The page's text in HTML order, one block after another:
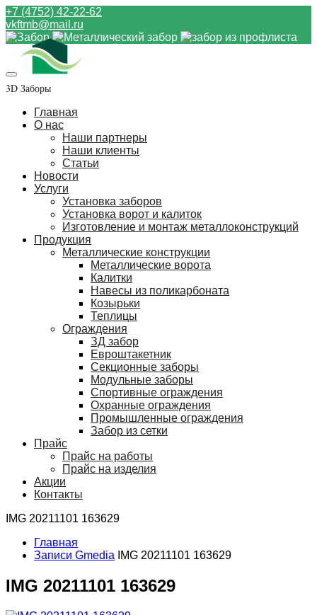
+7 (4752) 42-22-62
vkftmb@mail.ru
3D Заборы
Главная
О нас
Наши партнеры
Наши клиенты
Статьи
Новости
Услуги
Установка заборов
Установка ворот и калиток
Изготовление и монтаж металлоконструкций
Продукция
Металлические конструкции
Металлические ворота
Калитки
Навесы из поликарбоната
Козырьки
Теплицы
Ограждения
ЗД забор
Евроштакетник
Секционные заборы
Модульные заборы
Спортивные ограждения
Охранные ограждения
Промышленные ограждения
Забор из сетки
Прайс
Прайс на работы
Прайс на изделия
Акции
Контакты
IMG 20211101 163629
Главная
Записи Gmedia
IMG 20211101 163629
IMG 20211101 163629